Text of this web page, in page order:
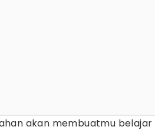
akan membuatmu